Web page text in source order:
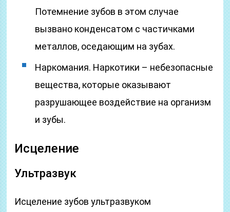
Потемнение зубов в этом случае
вызвано конденсатом с частичками
металлов, оседающим на зубах.
Наркомания. Наркотики – небезопасные
вещества, которые оказывают
разрушающее воздействие на организм
и зубы.
Исцеление
Ультразвук
Исцеление зубов ультразвуком